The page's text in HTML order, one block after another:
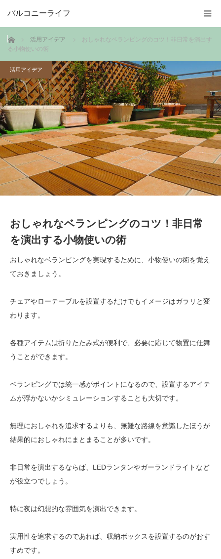
バルコニーライフ
ホーム 活用アイデア
おしゃれなベランピングのコツ！非日常を演出す
る小物使いの術
活用アイデア
おしゃれなベランピングのコツ！非日常
を演出する小物使いの術
おしゃれなベランピングを実現するために、小物使いの術を覚え
ておきましょう。
チェアやローテーブルを設置するだけでもイメージはガラリと変
わります。
各種アイテムは折りたたみ式が便利で、必要に応じて物置に仕舞
うことができます。
ベランピングでは統一感がポイントになるので、設置するアイテ
ムが浮かないかシミュレーションすることも大切です。
無理におしゃれを追求するよりも、無難な路線を意識したほうが
結果的におしゃれにまとまることが多いです。
非日常を演出するならば、LEDランタンやガーランドライトなど
が役立つでしょう。
特に夜は幻想的な雰囲気を演出できます。
実用性を追求するのであれば、収納ボックスを設置するのがおす
すめです。